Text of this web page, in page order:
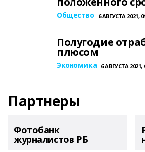
Общество 6 АВГУСТА 2021,
Полугодие
плюсом
Экономика 6 АВГУСТА 2021,
Партнеры
Фотобанк
журналистов РБ